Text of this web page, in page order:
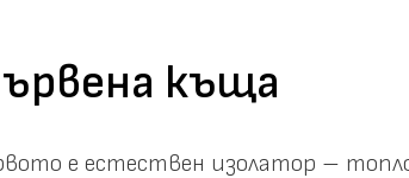
къща
е естествен изолатор –